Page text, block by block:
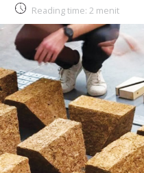
Reading time: 2 menit